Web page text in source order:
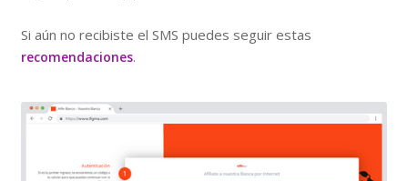
Si aún no recibiste el SMS puedes seguir estas
recomendaciones.